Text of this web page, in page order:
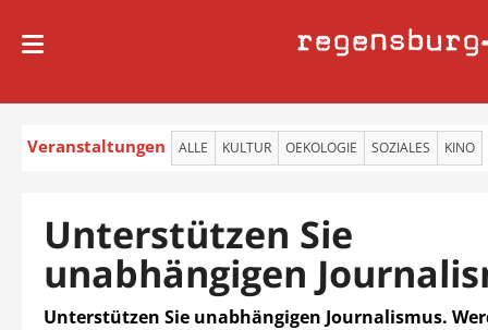
regensburg
Veranstaltungen ALLE KULTUR OEKOLOGIE SOZIALES KINO
Unterstützen Sie
unabhängigen
Unterstützen Sie unabhängigen Journalismus.